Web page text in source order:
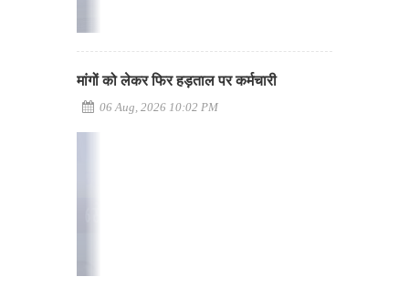
मांगों को लेकर फिर हड़ताल पर कर्मचारी
06 Aug, 2026 10:02 PM